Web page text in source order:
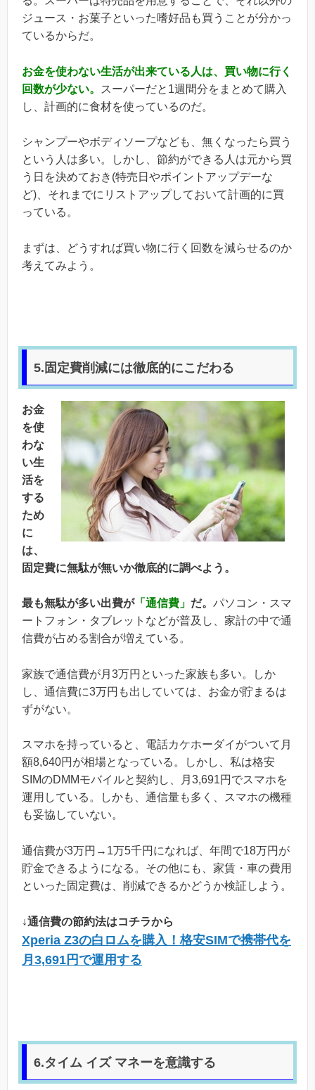
ジュース・お菓子といった嗜好品も買うことが分かっ
ているからだ。
お金を使わない生活が出来ている人は、買い物に行く
回数が少ない。
スーパーだと1週間分をまとめて購入
し、計画的に食材を使っているのだ。
シャンプーやボディソープなども、無くなったら買う
という人は多い。しかし、節約ができる人は元から買
う日を決めておき(特売日やポイントアップデーな
ど)、それまでにリストアップしておいて計画的に買
っている。
まずは、どうすれば買い物に行く回数を減らせるのか
考えてみよう。
5.固定費削減には徹底的にこだわる
お金
を使
わな
い生
活を
する
ため
に
は、
固定費に無駄が無いか徹底的に調べよう。
最も無駄が多い出費が「通信費」 だ。 パソコン・スマ
ートフォン・タブレットなどが普及し、家計の中で通
信費が占める割合が増えている。
家族で通信費が月3万円といった家族も多い。しか
し、通信費に3万円も出していては、お金が貯まるは
ずがない。
スマホを持っていると、電話カケホーダイがついて月
額8,640円が相場となっている。しかし、私は格安
SIMのDMMモバイルと契約し、月3,691円でスマホを
運用している。しかも、通信量も多く、スマホの機種
も妥協していない。
通信費が3万円→1万5千円になれば、年間で18万円が
貯金できるようになる。その他にも、家賃・車の費用
といった固定費は、削減できるかどうか検証しよう。
↓通信費の節約法はコチラから
Xperia Z3の白ロムを購入！格安SIMで携帯代を
月3,691円で運用する
6.タイム イズ マネーを意識する